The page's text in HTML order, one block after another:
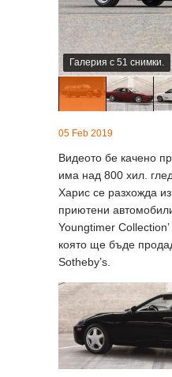
Галерия с 51 снимки.
05 Feb 2019
Видеото бе качено
има над 800 хил.
Харис се разхожда
приютени
Youngtimer
която ще бъде
Sotheby’s.